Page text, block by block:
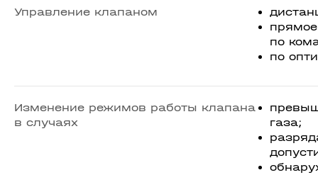
Управление клапаном
по
по
Изменение режимов работы клапана
в случаях
газа;